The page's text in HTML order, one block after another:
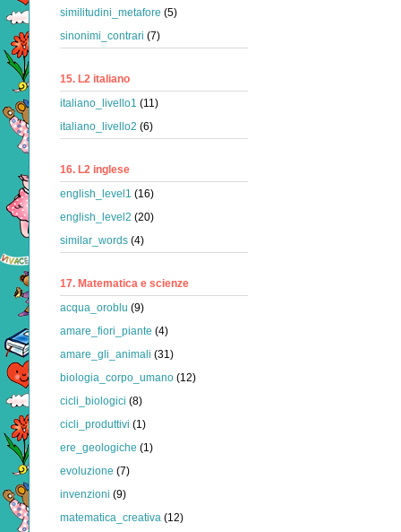
similitudini_metafore (5)
sinonimi_contrari (7)
15. L2 italiano
italiano_livello1 (11)
italiano_livello2 (6)
16. L2 inglese
english_level1 (16)
english_level2 (20)
similar_words (4)
17. Matematica e scienze
acqua_oroblu (9)
amare_fiori_piante (4)
amare_gli_animali (31)
biologia_corpo_umano (12)
cicli_biologici (8)
cicli_produttivi (1)
ere_geologiche (1)
evoluzione (7)
invenzioni (9)
matematica_creativa (12)